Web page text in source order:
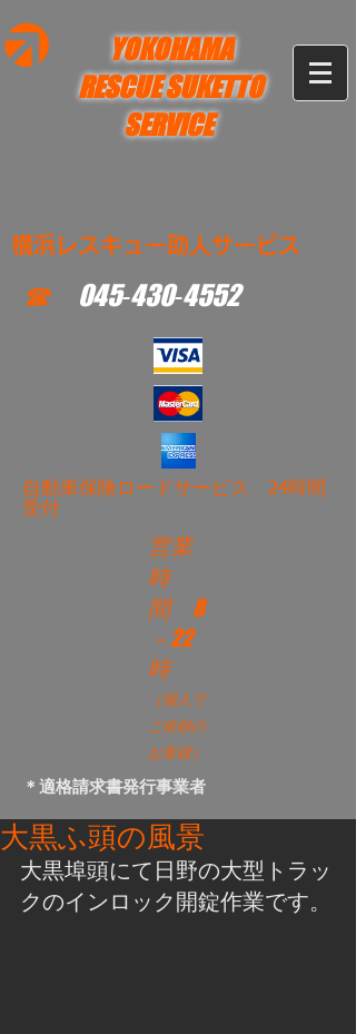
YOKOHAMA
RESCUE SUKETTO
SERVICE
横浜レスキュー助人サービス
☎ 045‐430‐4552
​自動車保険ロードサービス 24時間
受付
営業
時
間
8
－22
時
（個人で
ご依頼の
お客様）
＊適格請求書発行事業者
大黒ふ頭の風景
大黒埠頭にて日野の大型トラッ
クのインロック開錠作業です。